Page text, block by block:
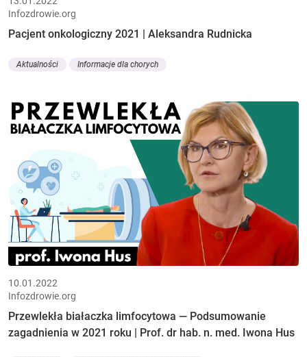
Infozdrowie.org
Pacjent onkologiczny 2021 | Aleksandra Rudnicka
Aktualności Informacje dla chorych
10.01.2022
Infozdrowie.org
Przewlekła białaczka limfocytowa — Podsumowanie
zagadnienia w 2021 roku | Prof. dr hab. n. med. Iwona Hus